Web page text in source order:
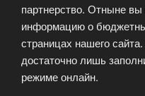
партнерство. Отныне
информацию о
страницах нашего
достаточно лишь
режиме онлайн.